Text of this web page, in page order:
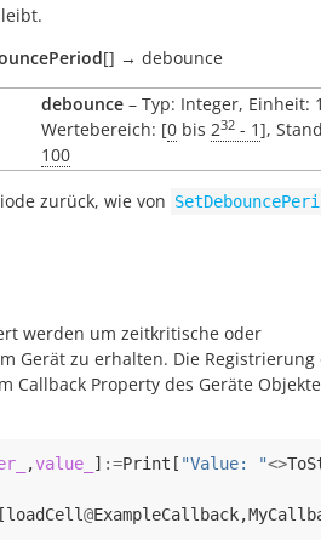
[] → debounce
debounce – Typ: Integer, Einheit:
Wertebereich: [0 bis 232 - 1],
100
zurück, wie von
werden um zeitkritische oder
Gerät zu erhalten. Die
Callback Property des Geräte
,value_ ] :=Print [ "Value: "<>
[loadCell@ExampleCallback,